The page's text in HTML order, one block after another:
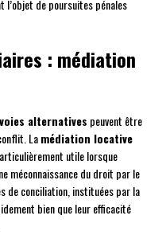
de poursuites pénales
: médiation
voies alternatives peuvent être
Lamédiation locative
utile lorsque
méconnaissance du droit par le
de conciliation, instituées par la
bien que leur efficacité